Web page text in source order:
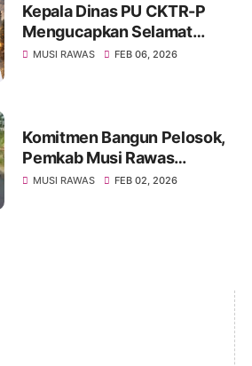
Kepala Dinas PU CKTR-P
Mengucapkan Selamat
Memperingati Isra Miraj Nabi
MUSI RAWAS FEB 06, 2026
Komitmen Bangun Pelosok,
Pemkab Musi Rawas
Rampungkan 15 Proyek
MUSI RAWAS FEB 02, 2026